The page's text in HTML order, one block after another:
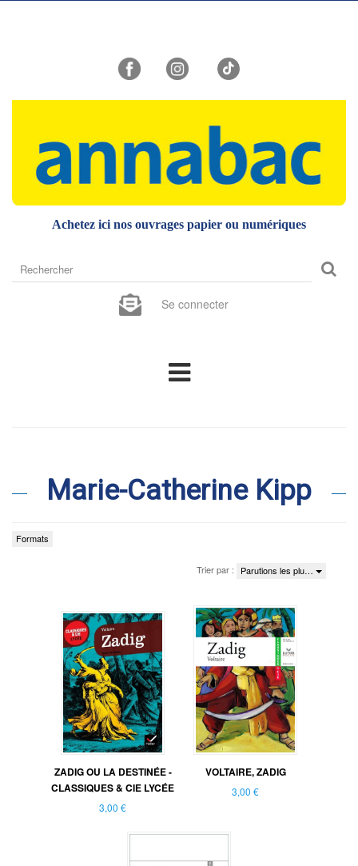
Achetez ici nos ouvrages papier ou numériques
sur
site
Se connecter
Marie-Catherine Kipp
Formats
Trier par : Parutions les plu…
ZADIG OU LA DESTINÉE -
CLASSIQUES & CIE LYCÉE
3,00 €
VOLTAIRE, ZADIG
3,00 €